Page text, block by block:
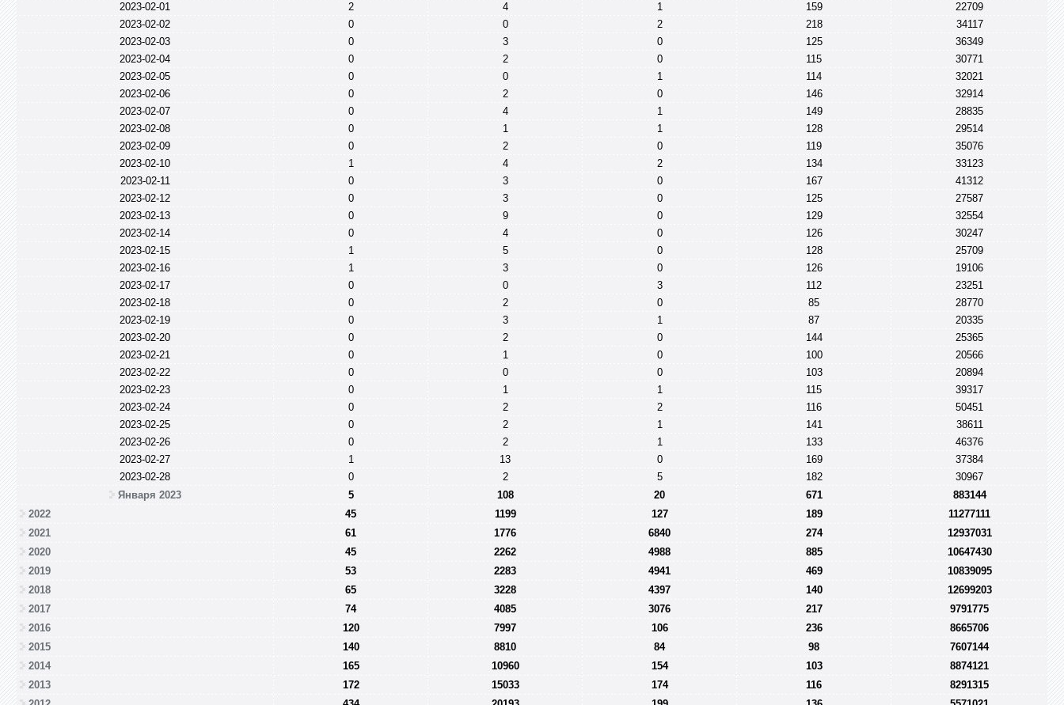
2023-02-01
2 4 1 159
22709
2023-02-02
0 0 2 218
34117
2023-02-03
0 3 0 125
36349
2023-02-04
0 2 0 115
30771
2023-02-05
0 0 1 114
32021
2023-02-06
0 2 0 146
32914
2023-02-07
0 4 1 149
28835
2023-02-08
0 1 1 128
29514
2023-02-09
0 2 0 119
35076
2023-02-10
1 4 2 134
33123
2023-02-11
0 3 0 167
41312
2023-02-12
0 3 0 125
27587
2023-02-13
0 9 0 129
32554
2023-02-14
0 4 0 126
30247
2023-02-15
1 5 0 128
25709
2023-02-16
1 3 0 126
19106
2023-02-17
0 0 3 112
23251
2023-02-18
0 2 0 85
28770
2023-02-19
0 3 1 87
20335
2023-02-20
0 2 0 144
25365
2023-02-21
0 1 0 100
20566
2023-02-22
0 0 0 103
20894
2023-02-23
0 1 1 115
39317
2023-02-24
0 2 2 116
50451
2023-02-25
0 2 1 141
38611
2023-02-26
0 2 1 133
46376
2023-02-27
1 13 0 169
37384
2023-02-28
0 2 5 182
30967
Января 2023
5 108 20 671
883144
2022
45 1199 127 189
11277111
2021
61 1776 6840 274
12937031
2020
45 2262 4988 885
10647430
2019
53 2283 4941 469
10839095
2018
65 3228 4397 140
12699203
2017
74 4085 3076 217
9791775
2016
120 7997 106 236
8665706
2015
140 8810 84 98
7607144
2014
165 10960 154 103
8874121
2013
172 15033 174 116
8291315